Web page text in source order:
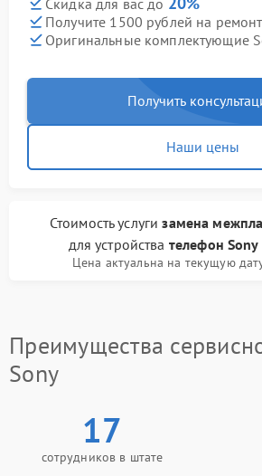
Скидка для вас до
Получите 1500 рублей на ремонт
Оригинальные комплектующие
Получить
Наши цены
Стоимость услугизамена
для устройства телефон Sony
Цена актуальна на текущую
Преимущества
Sony
17
сотрудников в штате